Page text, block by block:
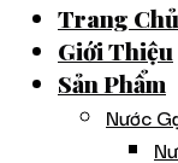
Trang Chủ
Giới Thiệu
Sản Phẩm
Nước